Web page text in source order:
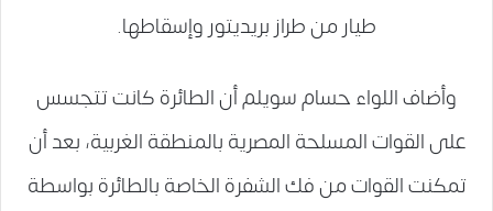
طيار من طراز بريديتور وإسقاطها.
وأضاف اللواء حسام سويلم أن الطائرة كانت تتجسس
على القوات المسلحة المصرية بالمنطقة الغربية، بعد أن
تمكنت القوات من فك الشفرة الخاصة بالطائرة بواسطة